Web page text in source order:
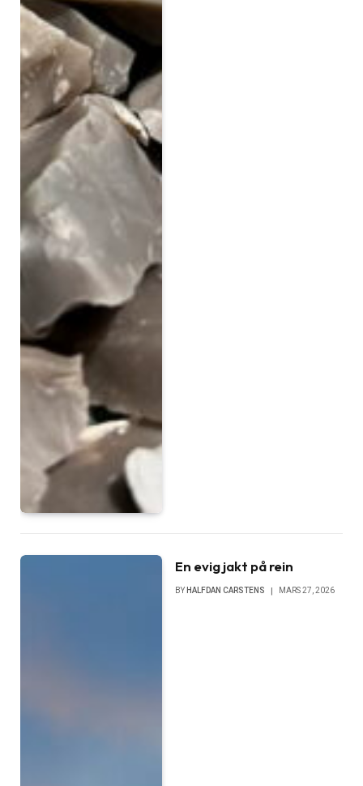
En evig jakt på rein
BY HALFDAN CARSTENS MARS 27, 2026